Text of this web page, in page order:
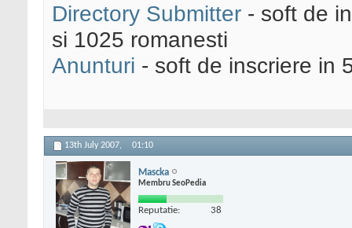
Directory Submitter - soft de
si 1025 romanesti
Anunturi - soft de inscriere in
13th July 2007, 01:10
Mascka
Membru SeoPedia
Reputatie: 38